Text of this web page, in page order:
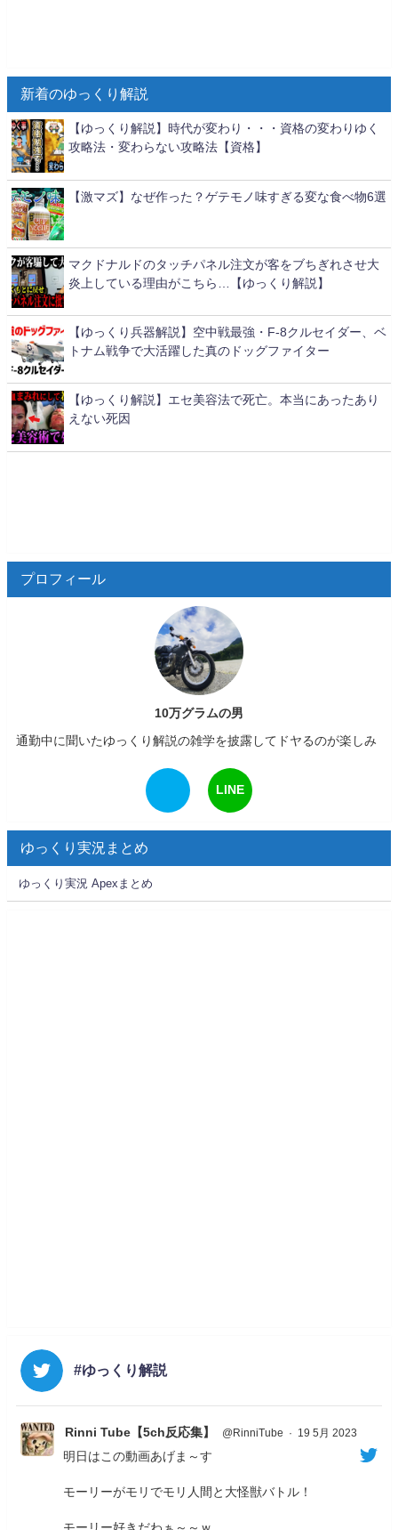
新着のゆっくり解説
【ゆっくり解説】時代が変わり・・・資格の変わりゆく
攻略法・変わらない攻略法【資格】
【激マズ】なぜ作った？ゲテモノ味すぎる変な食べ物6選
マクドナルドのタッチパネル注文が客をブちぎれさせ大
炎上している理由がこちら…【ゆっくり解説】
【ゆっくり兵器解説】空中戦最強・F-8クルセイダー、ベ
トナム戦争で大活躍した真のドッグファイター
【ゆっくり解説】エセ美容法で死亡。本当にあったあり
えない死因
プロフィール
10万グラムの男
通勤中に聞いたゆっくり解説の雑学を披露してドヤるのが楽しみ
LINE
ゆっくり実況まとめ
ゆっくり実況 Apexまとめ
#ゆっくり解説
Rinni Tube【5ch反応集】 @RinniTube · 19 5月 2023
明日はこの動画あげま～す
モーリーがモリでモリ人間と大怪獣バトル！